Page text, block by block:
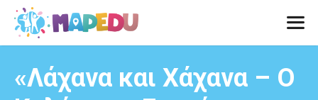
Μετάβαση
περιεχόμενο
«Λάχανα και Χάχανα – Ο